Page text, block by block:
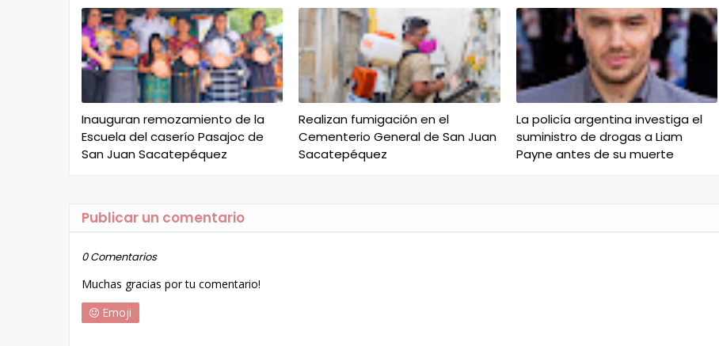
Inauguran remozamiento de la
Escuela del caserío Pasajoc de
San Juan Sacatepéquez
Realizan fumigación en el
Cementerio General de San Juan
Sacatepéquez
La policía argentina investiga el
suministro de drogas a Liam
Payne antes de su muerte
Publicar un comentario
0 Comentarios
Muchas gracias por tu comentario!
Emoji